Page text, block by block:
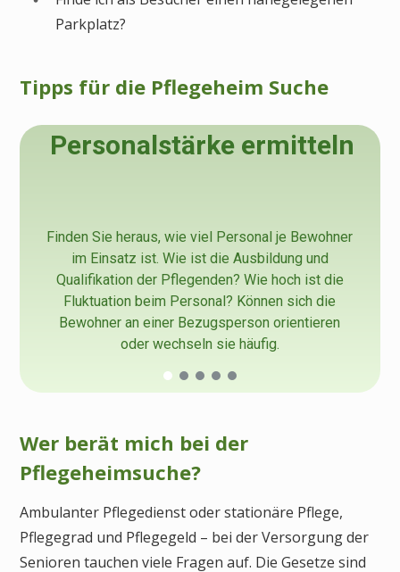
Parkplatz?
Tipps für die Pflegeheim Suche
Personalstärke ermitteln
Finden Sie heraus, wie viel Personal je Bewohner
im Einsatz ist. Wie ist die Ausbildung und
Qualifikation der Pflegenden? Wie hoch ist die
Fluktuation beim Personal? Können sich die
Bewohner an einer Bezugsperson orientieren
oder wechseln sie häufig.
Wer berät mich bei der
Pflegeheimsuche?
Ambulanter Pflegedienst oder stationäre Pflege,
Pflegegrad und Pflegegeld – bei der Versorgung der
Senioren tauchen viele Fragen auf. Die Gesetze sind